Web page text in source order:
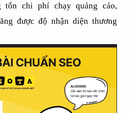
tốn chi phí chạy quảng cáo,
được độ nhận diện thương